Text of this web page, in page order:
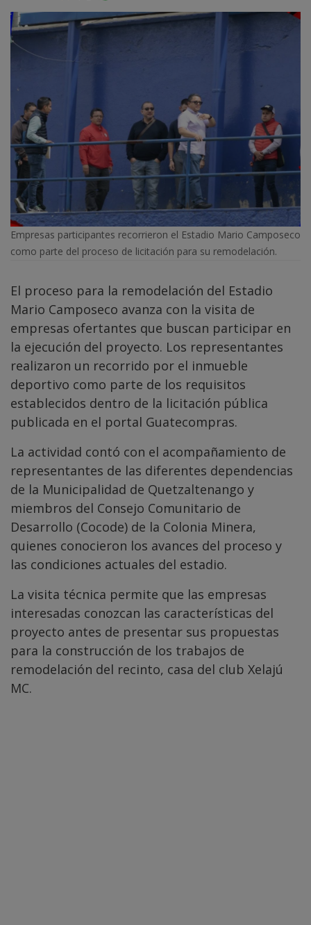
Empresas participantes recorrieron el Estadio Mario Camposeco
como parte del proceso de licitación para su remodelación.
El proceso para la remodelación del Estadio
Mario Camposeco avanza con la visita de
empresas ofertantes que buscan participar en
la ejecución del proyecto. Los representantes
realizaron un recorrido por el inmueble
deportivo como parte de los requisitos
establecidos dentro de la licitación pública
publicada en el portal Guatecompras.
La actividad contó con el acompañamiento de
representantes de las diferentes dependencias
de la Municipalidad de Quetzaltenango y
miembros del Consejo Comunitario de
Desarrollo (Cocode) de la Colonia Minera,
quienes conocieron los avances del proceso y
las condiciones actuales del estadio.
La visita técnica permite que las empresas
interesadas conozcan las características del
proyecto antes de presentar sus propuestas
para la construcción de los trabajos de
remodelación del recinto, casa del club Xelajú
MC.